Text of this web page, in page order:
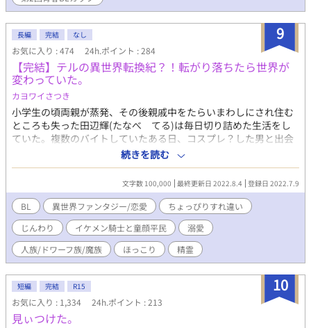
自分が転生しているのか。 悪役令息リアム・ベルは、必ずバッド
エンドになり、王太子ルートには死亡エンドまで用意されてい
る。 ゲーム終了の卒業パーティーまで、あと三ヶ月。 バッドエン
ドの未来を回避出来るのだろうかと頭を抱えながら、ゲームの舞
台である学園に向かうと、校門の前には、王太子オーウェンが待
っていた。 好感度を上げることに失敗したら死亡エンドという状
況の中、転生前からの夢を叶える為に、まずは生死を分けるテス
トイベントのクリアを目指す。 爽やか王太子アルファ×クール系
だけれど甘えたがりなオメガ。 オメガバース・悪役令息系・シリ
アス、不憫切ない系からの、愛されざまあ系。
りますが、応援してもらえたら嬉しいですっ！ ※本作品の全文ま
習への利用・音声化・動画化、その他の二次利用を行うことを禁
止します。
9
長編 完結 なし
お気に入り : 474 24h.ポイント : 284
【完結】テルの異世界転換紀？！転がり落ちたら世界が
変わっていた。
カヨワイさつき
小学生の頃両親が蒸発、その後親戚中をたらいまわしにされ住む
ところも失った田辺輝(たなべ てる)は毎日切り詰めた生活をし
ていた。複数のバイトしていたある日、コスプレ？した男と出会
った。 異世界ファンタジー、そしてちょっぴりすれ違いの恋愛。
ドワーフ族に助けられ家族として過ごす"テル"。本当の両親
は……。 そして、コスプレと思っていた男性は……。
続きを読む
文字数 100,000 最終更新日 2022.8.4 登録日 2022.7.9
BL 異世界ファンタジー/恋愛
ちょっぴりすれ違い
じんわり
イケメン騎士と童顔平民
溺愛
人族/ドワーフ族/魔族
ほっこり 精霊
10
短編 完結 R15
お気に入り : 1,334 24h.ポイント : 213
見ぃつけた。